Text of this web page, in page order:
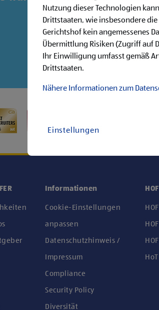
Entdecke unsere offenen
Jobsuche
Informationen
Cookie-Einstellungen
anpassen
Datenschutzhinweis /
Impressum
Compliance
Security Policy
Diversität
Nutzung dieser Technologien
Drittstaaten, wie insbesondere die
Gerichtshof kein angemessenes
Übermittlung Risiken (Zugriff auf
Ihr Einwilligung umfasst gemäß
Drittstaaten.
Nähere Informationen zum
Einstellungen